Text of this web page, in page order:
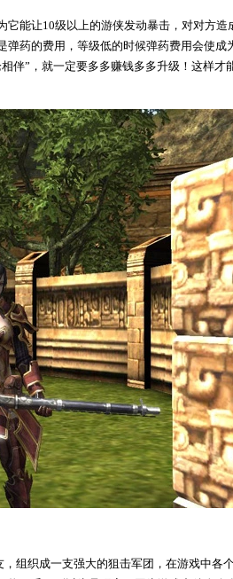
它能让10级以上的游侠发动暴击，对对方造
弹药的费用，等级低的时候弹药费用会使成
伴”，就一定要多多赚钱多多升级！这样才
组织成一支强大的狙击军团，在游戏中各